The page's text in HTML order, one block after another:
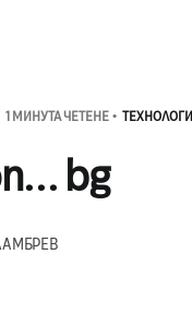
1 МИНУТА ЧЕТЕНЕ
bg